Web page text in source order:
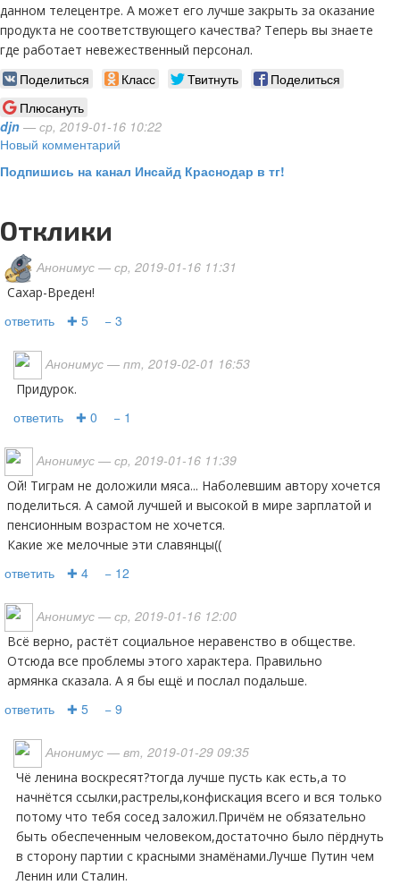
данном телецентре. А может его лучше закрыть за оказание
продукта не соответствующего качества? Теперь вы знаете
где работает невежественный персонал.
Поделиться Класс Твитнуть
Поделиться
Плюсануть
djn — ср, 2019-01-16 10:22
Новый комментарий
Подпишись на канал Инсайд Краснодар в тг!
Отклики
Анонимус — ср, 2019-01-16 11:31
Сахар-Вреден!
ответить ✚ 5 − 3
Анонимус — пт, 2019-02-01 16:53
придурок.
ответить ✚ 0 − 1
Анонимус — ср, 2019-01-16 11:39
Ой! Тиграм не доложили мяса... Наболевшим автору хочется
поделиться. А самой лучшей и высокой в мире зарплатой и
пенсионным возрастом не хочется.
Какие же мелочные эти славянцы((
ответить ✚ 4 − 12
Анонимус — ср, 2019-01-16 12:00
Всё верно, растёт социальное неравенство в обществе.
Отсюда все проблемы этого характера. Правильно
армянка сказала. А я бы ещё и послал подальше.
ответить ✚ 5 − 9
Анонимус — вт, 2019-01-29 09:35
Чё ленина воскресят?тогда лучше пусть как есть,а то
начнётся ссылки,растрелы,конфискация всего и вся только
потому что тебя сосед заложил.Причём не обязательно
быть обеспеченным человеком,достаточно было пёрднуть
в сторону партии с красными знамёнами.Лучше Путин чем
Ленин или Сталин.